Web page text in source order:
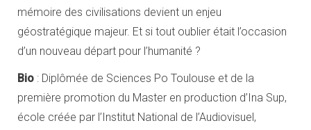
mémoire des civilisations devient un enjeu
géostratégique majeur. Et si tout oublier était l’occasion
d’un nouveau départ pour l’humanité ?
Bio : Diplômée de Sciences Po Toulouse et de la
première promotion du Master en production d’Ina Sup,
école créée par l’Institut National de l’Audiovisuel,